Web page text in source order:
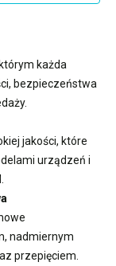
każda
bezpieczeństwa
jakości, które
urządzeń i
nadmiernym
przepięciem.